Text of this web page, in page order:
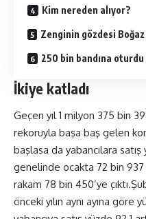
Kim nereden alıyor?
Zenginin gözdesi Boğaz
250 bin bandına oturdu
İkiye katladı
Geçen yıl 1 milyon 375 bin
rekoruyla başa baş gelen
başlasa da yabancılara
genelinde ocakta 72 bin 937
rakam 78 bin 450’ye
önceki yılın aynı ayına göre